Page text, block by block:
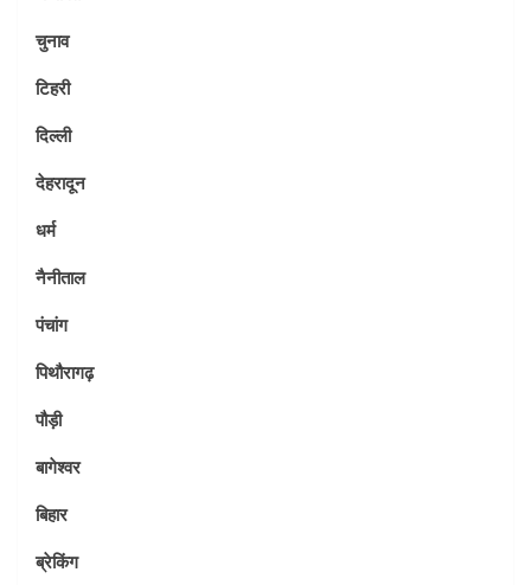
चुनाव
टिहरी
दिल्ली
देहरादून
धर्म
नैनीताल
पंचांग
पिथौरागढ़
पौड़ी
बागेश्वर
बिहार
ब्रेकिंग